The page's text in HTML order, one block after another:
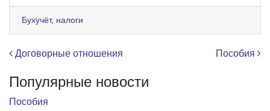
Бухучёт, налоги
Навигация по записям
Договорные отношения Пособия
Популярные новости
Пособия